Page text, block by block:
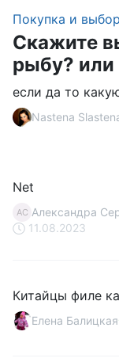
Покупка и
Скажите
рыбу? или
если да то
Nastena
Net
АС Александра
11.08.2023
Китайцы филе
Елена Балицкая